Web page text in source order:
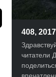
408, 2017
читатели